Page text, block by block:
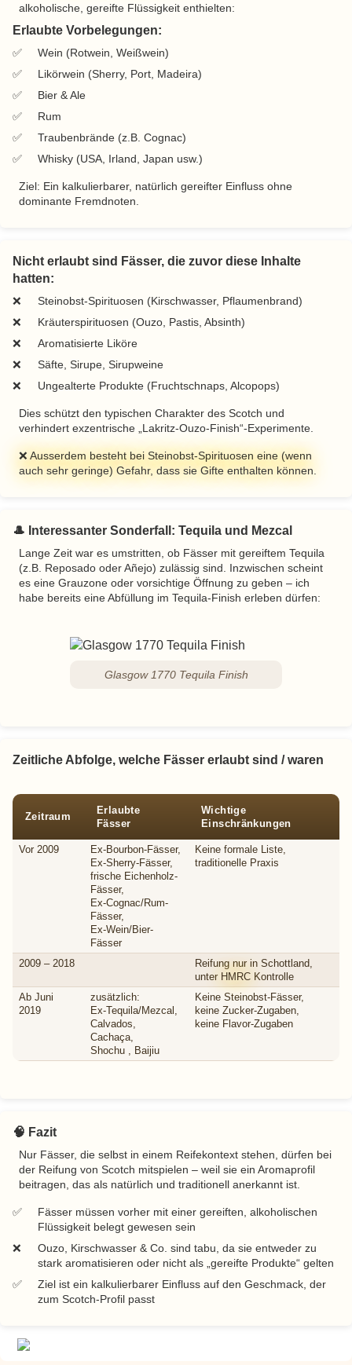
alkoholische, gereifte Flüssigkeit enthielten:
Erlaubte Vorbelegungen:
Wein (Rotwein, Weißwein)
Likörwein (Sherry, Port, Madeira)
Bier & Ale
Rum
Traubenbrände (z.B. Cognac)
Whisky (USA, Irland, Japan usw.)
Ziel: Ein kalkulierbarer, natürlich gereifter Einfluss ohne
dominante Fremdnoten.
Nicht erlaubt sind Fässer, die zuvor diese Inhalte
hatten:
Steinobst-Spirituosen (Kirschwasser, Pflaumenbrand)
Kräuterspirituosen (Ouzo, Pastis, Absinth)
Aromatisierte Liköre
Säfte, Sirupe, Sirupweine
Ungealterte Produkte (Fruchtschnaps, Alcopops)
Dies schützt den typischen Charakter des Scotch und
verhindert exzentrische
Lakritz-Ouzo-Finish -Experimente.
❌ Ausserdem besteht bei Steinobst-Spirituosen eine (wenn
auch sehr geringe) Gefahr, dass sie Gifte enthalten können.
🎩 Interessanter Sonderfall: Tequila und Mezcal
Lange Zeit war es umstritten, ob Fässer mit gereiftem Tequila
(z.B. Reposado oder Añejo) zulässig sind. Inzwischen scheint
es eine Grauzone oder vorsichtige Öffnung zu geben – ich
habe bereits eine Abfüllung im Tequila-Finish erleben dürfen:
Glasgow 1770 Tequila Finish
Zeitliche Abfolge, welche Fässer erlaubt sind / waren
Zeitraum
Erlaubte
Fässer
Wichtige
Einschränkungen
Vor 2009
Ex-Bourbon-Fässer,
Ex-Sherry-Fässer,
frische Eichenholz-
Fässer,
Ex-Cognac/Rum-
Fässer,
Ex-Wein/Bier-
Fässer
Keine formale Liste,
traditionelle Praxis
2009 – 2018
Reifung nur in Schottland,
unter HMRC Kontrolle
Ab Juni
2019
zusätzlich:
Ex-Tequila/Mezcal,
Calvados,
Cachaça,
Shochu
Baijiu
Keine Steinobst-Fässer,
keine Zucker-Zugaben,
keine Flavor-Zugaben
🧠 Fazit
Nur Fässer, die selbst in einem Reifekontext stehen, dürfen bei
der Reifung von Scotch mitspielen – weil sie ein Aromaprofil
beitragen, das als natürlich und traditionell anerkannt ist.
Fässer müssen vorher mit einer gereiften, alkoholischen
Flüssigkeit belegt gewesen sein
Ouzo, Kirschwasser & Co. sind tabu, da sie entweder zu
stark aromatisieren oder nicht als gereifte Produkte gelten
Ziel ist ein kalkulierbarer Einfluss auf den Geschmack, der
zum Scotch-Profil passt